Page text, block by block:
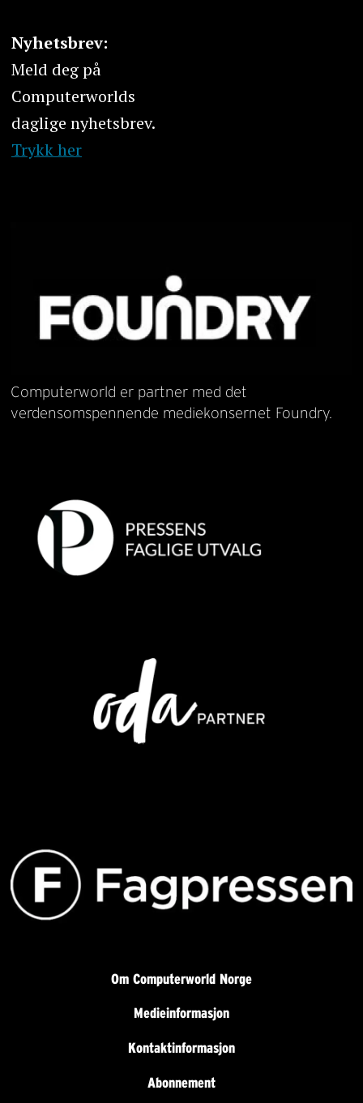
Nyhetsbrev:
Meld deg på
Computerworlds
daglige nyhetsbrev.
Trykk her
Computerworld er partner med det
verdensomspennende mediekonsernet Foundry.
Om Computerworld Norge
Medieinformasjon
Kontaktinformasjon
Abonnement